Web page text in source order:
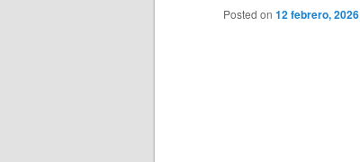
Posted on 12 febrero, 2026